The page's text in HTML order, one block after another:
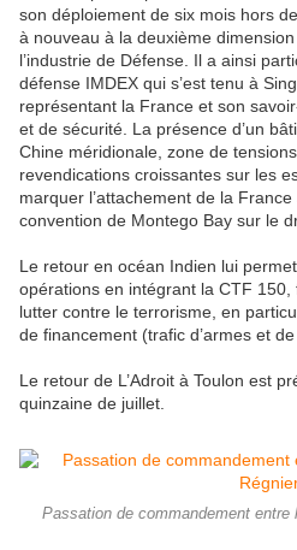
son déploiement de six mois hors
à nouveau à la deuxième
l’industrie de Défense. Il a ainsi
défense IMDEX qui s’est tenu à
représentant la France et son
et de sécurité. La présence d’un
Chine méridionale, zone de
revendications croissantes sur les
marquer l’attachement de la France
convention de Montego Bay sur le
Le retour en océan Indien lui
opérations en intégrant la CTF 150,
lutter contre le terrorisme, en
de financement (trafic d’armes et de
Le retour de L’Adroit à Toulon est
quinzaine de juillet.
Passation de commandement